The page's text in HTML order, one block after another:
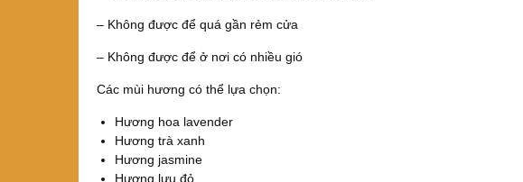
– Không được để quá gần rẻm cửa
– Không được để ở nơi có nhiều gió
Các mùi hương có thể lựa chọn:
Hương hoa lavender
Hương trà xanh
Hương jasmine
Hương lựu đỏ